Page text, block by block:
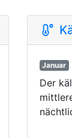
Januar
Der